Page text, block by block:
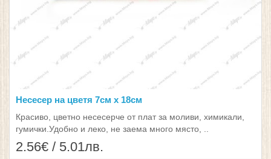
Несесер на цветя 7см х 18см
Красиво, цветно несесерче от плат за моливи, химикали,
гумички.Удобно и леко, не заема много място, ..
2.56€ / 5.01лв.